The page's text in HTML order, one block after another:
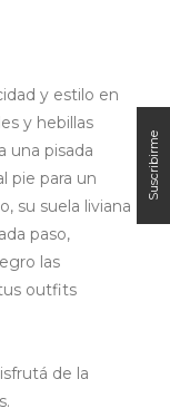
y estilo en
y hebillas
una pisada
pie para un
su suela liviana
paso,
las
outfits
de la